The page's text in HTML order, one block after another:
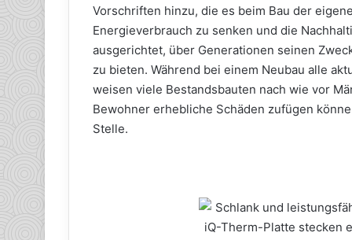
Vorschriften hinzu, die es beim Bau der
Energieverbrauch zu senken und die
ausgerichtet, über Generationen seinen
zu bieten. Während bei einem Neubau alle
weisen viele Bestandsbauten nach wie vor
Bewohner erhebliche Schäden zufügen
Stelle.